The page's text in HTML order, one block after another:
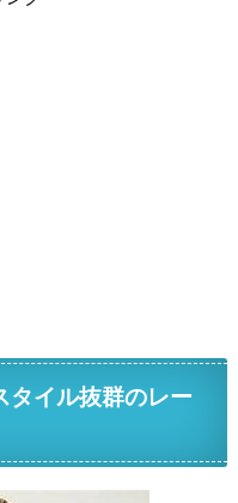
タイル抜群のレー